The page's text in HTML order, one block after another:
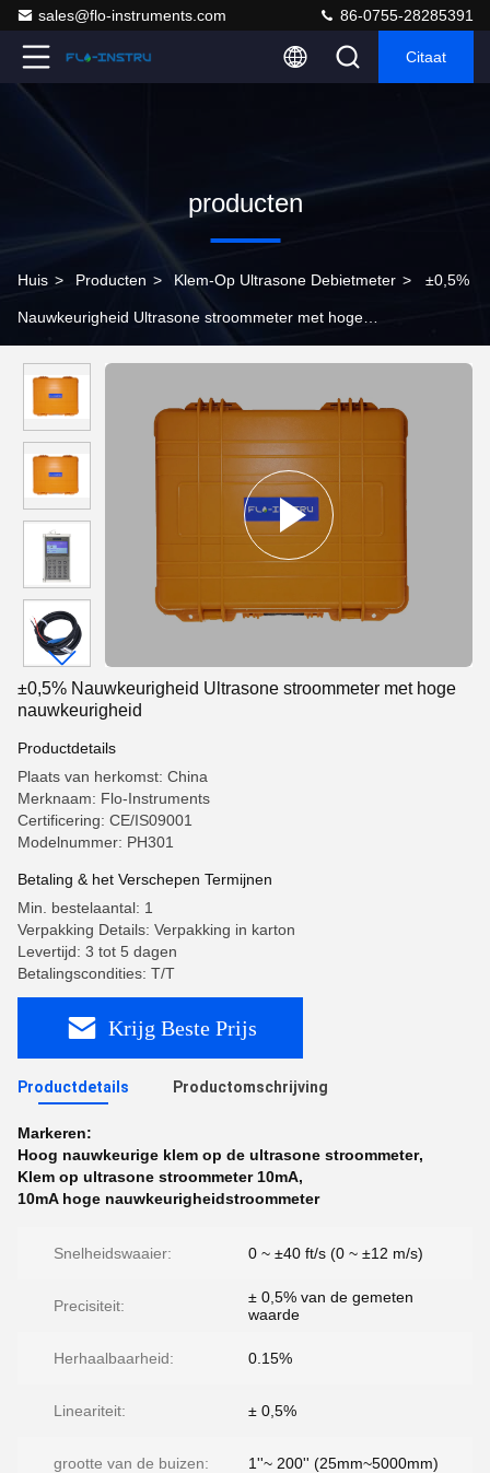
sales@flo-instruments.com 86-0755-28285391
Citaat
producten
Huis > Producten > Klem-Op Ultrasone Debietmeter > ±0,5%
Nauwkeurigheid Ultrasone stroommeter met hoge
±0,5% Nauwkeurigheid Ultrasone stroommeter met hoge
nauwkeurigheid
Productdetails
Plaats van herkomst: China
Merknaam: Flo-Instruments
Certificering: CE/IS09001
Modelnummer: PH301
Betaling & het Verschepen Termijnen
Min. bestelaantal: 1
Verpakking Details: Verpakking in karton
Levertijd: 3 tot 5 dagen
Betalingscondities: T/T
Krijg Beste Prijs
Productdetails Productomschrijving
Markeren:
Hoog nauwkeurige klem op de ultrasone stroommeter,
Klem op ultrasone stroommeter 10mA,
10mA hoge nauwkeurigheidstroommeter
Snelheidswaaier: 0 ~ ±40 ft/s (0 ~ ±12 m/s)
Precisiteit:
± 0,5% van de gemeten
waarde
Herhaalbaarheid: 0.15%
Lineariteit: ± 0,5%
grootte van de buizen: 1''~ 200'' (25mm~5000mm)